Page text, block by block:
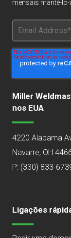
mensais mantê-
Miller
nos EUA
4220 Alabama
Navarre, OH
P: (330) 833-
Ligações